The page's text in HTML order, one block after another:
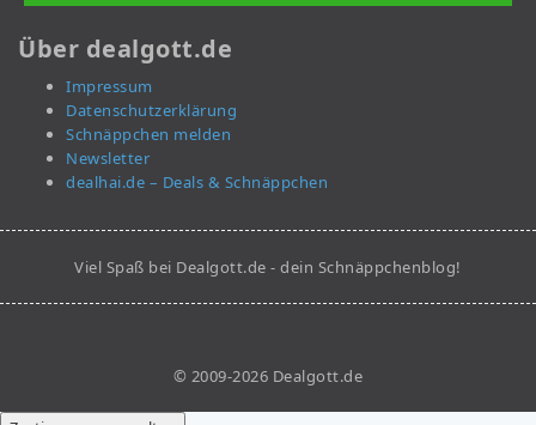
Über dealgott.de
Impressum
Datenschutzerklärung
Schnäppchen melden
Newsletter
dealhai.de – Deals & Schnäppchen
Viel Spaß bei Dealgott.de - dein Schnäppchenblog!
© 2009-2026 Dealgott.de